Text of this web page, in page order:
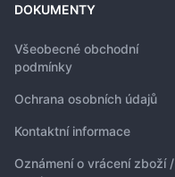
DOKUMENTY
Všeobecné obchodní
podmínky
Ochrana osobních údajů
Kontaktní informace
Oznámení o vrácení zboží /